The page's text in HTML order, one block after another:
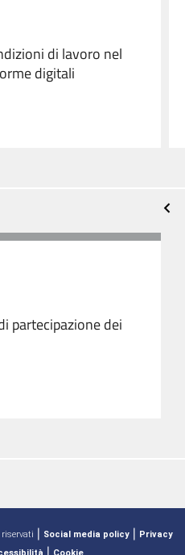
di lavoro nel
digitali
partecipazione dei
| Social media policy | Privacy
|